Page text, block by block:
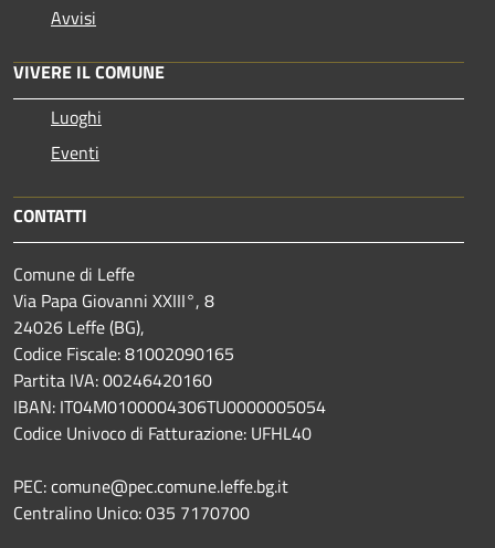
Avvisi
VIVERE IL COMUNE
Luoghi
Eventi
CONTATTI
Comune di Leffe
Via Papa Giovanni XXIII°, 8
24026 Leffe (BG),
Codice Fiscale: 81002090165
Partita IVA: 00246420160
IBAN: IT04M0100004306TU0000005054
Codice Univoco di Fatturazione: UFHL40
PEC: comune@pec.comune.leffe.bg.it
Centralino Unico: 035 7170700